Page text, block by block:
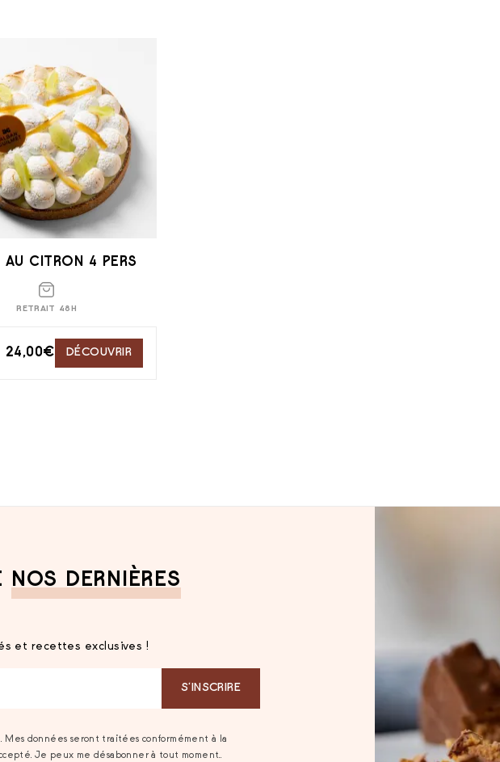
AU CITRON 4 PERS
RETRAIT 48H
24,00€ DÉCOUVRIR
NOS DERNIÈRES
et recettes exclusives !
S‘INSCRIRE
données seront traitées conformément à la
Je peux me désabonner à tout moment..